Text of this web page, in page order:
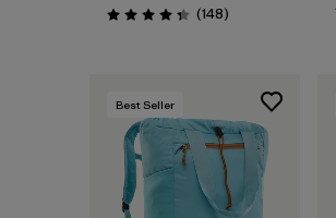
Valoración: 4.4 / 5
(148Comentarios
)
Best Seller